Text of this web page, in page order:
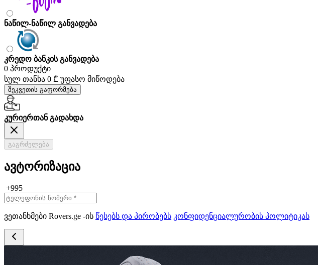
ნაწილ-ნაწილ განვადება
კრედო ბანკის განვადება
0 პროდუქტი
სულ თანხა 0 ₾ უფასო მიწოდება
შეკვეთის გაფორმება
კურიერთან გადახდა
გაგრძელება
ავტორიზაცია
+995
ვეთანხმები Rovers.ge -ის წესებს და პირობებს კონფიდენციალურობის პოლიტიკას